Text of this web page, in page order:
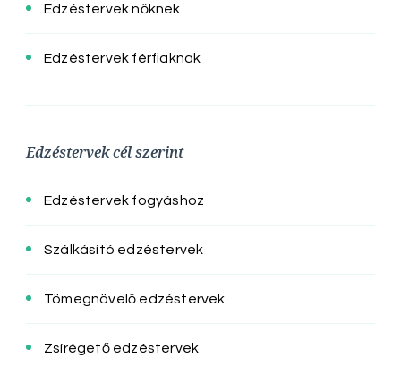
Edzéstervek nőknek
Edzéstervek férfiaknak
Edzéstervek cél szerint
Edzéstervek fogyáshoz
Szálkásító edzéstervek
Tömegnövelő edzéstervek
Zsírégető edzéstervek